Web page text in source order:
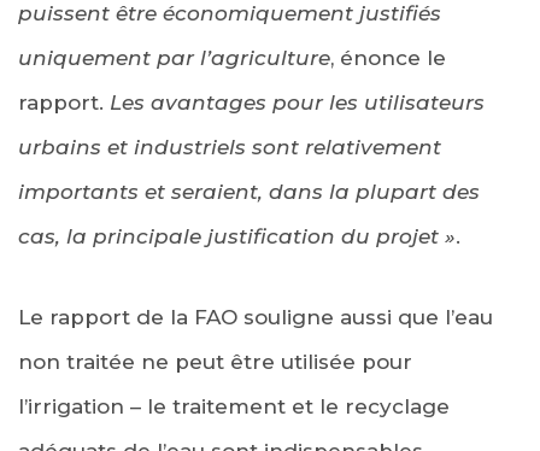
puissent être économiquement justifiés
uniquement par l’agriculture, énonce le
rapport. Les avantages pour les utilisateurs
urbains et industriels sont relativement
importants et seraient, dans la plupart des
cas, la principale justification du projet ».
Le rapport de la FAO souligne aussi que l’eau
non traitée ne peut être utilisée pour
l’irrigation – le traitement et le recyclage